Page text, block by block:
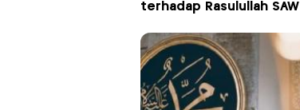
terhadap Rasulullah SAW